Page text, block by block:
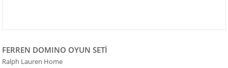
FERREN DOMINO OYUN SETİ
Ralph Lauren Home